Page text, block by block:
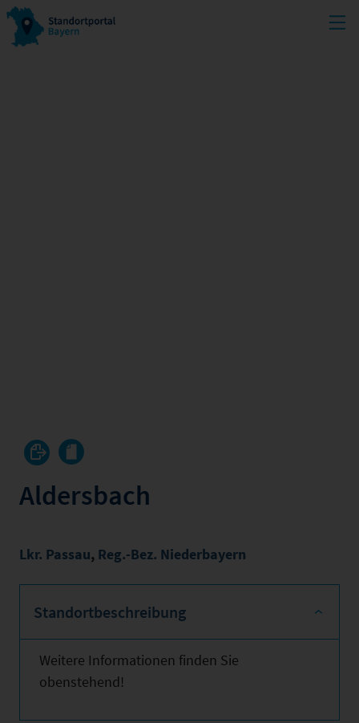
Aldersbach
Lkr. Passau, Reg.-Bez. Niederbayern
Standortbeschreibung
Weitere Informationen finden Sie
obenstehend!